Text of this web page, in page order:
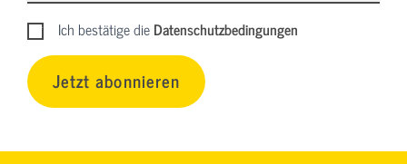
Ich bestätige dieDatenschutzbedingungen
Jetzt abonnieren